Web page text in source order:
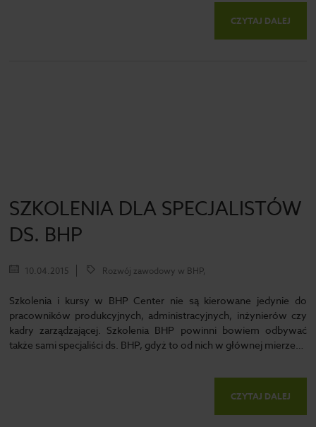
CZYTAJ DALEJ
SZKOLENIA DLA SPECJALISTÓW
DS. BHP
10.04.2015 Rozwój zawodowy w BHP,
Szkolenia i kursy w BHP Center nie są kierowane jedynie do
pracowników produkcyjnych, administracyjnych, inżynierów czy
kadry zarządzającej. Szkolenia BHP powinni bowiem odbywać
także sami specjaliści ds. BHP, gdyż to od nich w głównej mierze…
CZYTAJ DALEJ